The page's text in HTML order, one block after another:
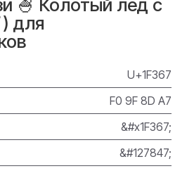
🍧 Колотый лед с
для
U+1F367
F0 9F 8D A7
&#x1F367;
&#127847;